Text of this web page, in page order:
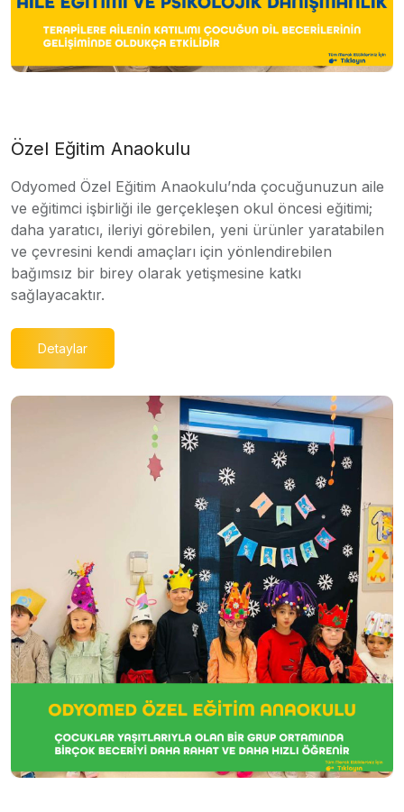
Özel Eğitim Anaokulu
Odyomed Özel Eğitim Anaokulu’nda çocuğunuzun aile
ve eğitimci işbirliği ile gerçekleşen okul öncesi eğitimi;
daha yaratıcı, ileriyi görebilen, yeni ürünler yaratabilen
ve çevresini kendi amaçları için yönlendirebilen
bağımsız bir birey olarak yetişmesine katkı
sağlayacaktır.
Detaylar